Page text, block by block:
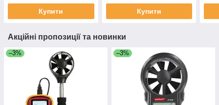
Купити Купити
Акційні пропозиції та новинки
–3% –3%